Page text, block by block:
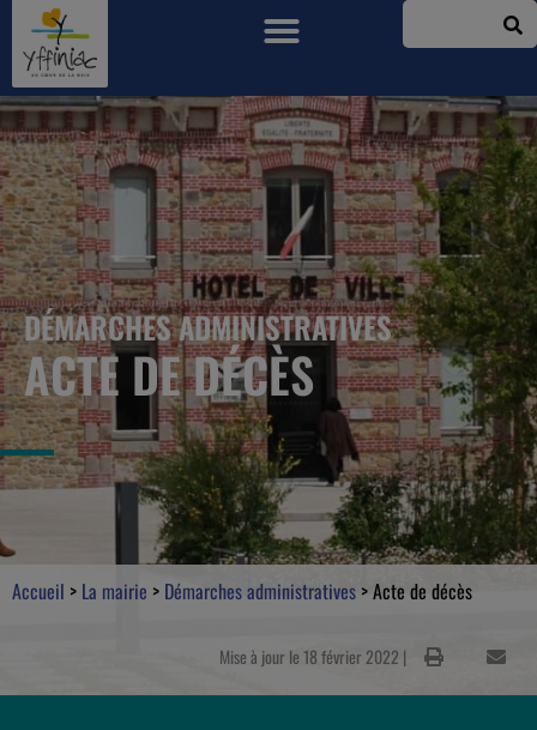
DÉMARCHES ADMINISTRATIVES
ACTE DE DÉCÈS
Accueil > La mairie > Démarches administratives >Acte de décès
Mise à jour le 18 février 2022 |